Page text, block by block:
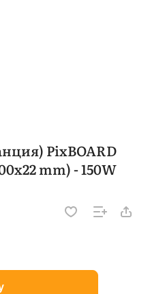
PixBOARD
mm) - 150W